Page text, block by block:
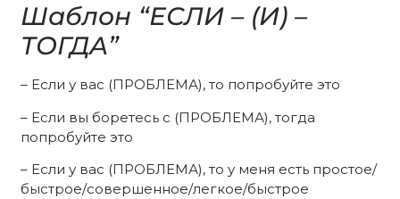
Шаблон “ЕСЛИ – (И) –
ТОГДА”
– Если у вас (ПРОБЛЕМА), то попробуйте это
– Если вы боретесь с (ПРОБЛЕМА), тогда
попробуйте это
– Если у вас (ПРОБЛЕМА), то у меня есть простое/
быстрое/совершенное/легкое/быстрое